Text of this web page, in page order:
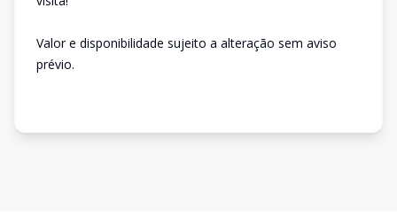
Valor e disponibilidade sujeito a alteração sem aviso
prévio.